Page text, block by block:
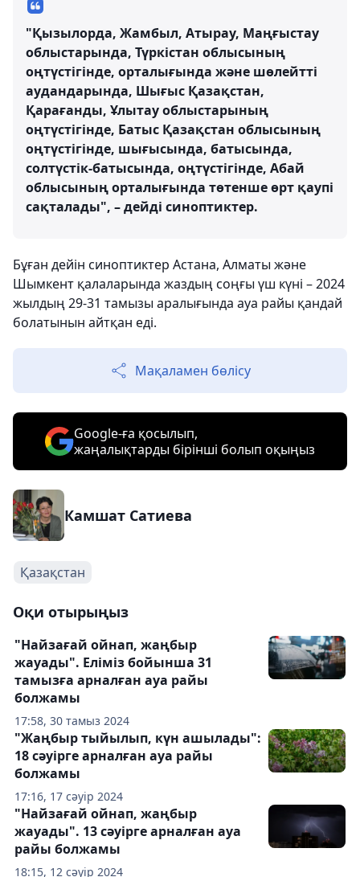
"Қызылорда, Жамбыл, Атырау, Маңғыстау
облыстарында, Түркістан облысының
оңтүстігінде, орталығында және шөлейтті
аудандарында, Шығыс Қазақстан,
Қарағанды, Ұлытау облыстарының
оңтүстігінде, Батыс Қазақстан облысының
оңтүстігінде, шығысында, батысында,
солтүстік-батысында, оңтүстігінде, Абай
облысының орталығында төтенше өрт қаупі
сақталады", – дейді синоптиктер.
Бұған дейін синоптиктер Астана, Алматы және
Шымкент қалаларында жаздың соңғы үш күні – 2024
жылдың 29-31 тамызы аралығында ауа райы қандай
болатынын айтқан еді.
Мақаламен бөлісу
Google-ға қосылып,
жаңалықтарды бірінші болып оқыңыз
Камшат Сатиева
Қазақстан
Оқи отырыңыз
17:58, 30 тамыз 2024
"Найзағай ойнап, жаңбыр
жауады". Еліміз бойынша 31
тамызға арналған ауа райы
болжамы
17:16, 17 сәуір 2024
"Жаңбыр тыйылып, күн ашылады":
18 сәуірге арналған ауа райы
болжамы
18:15, 12 сәуір 2024
"Найзағай ойнап, жаңбыр
жауады". 13 сәуірге арналған ауа
райы болжамы